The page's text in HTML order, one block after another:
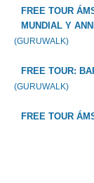
FREE TOUR
MUNDIAL Y
(GURUWALK)
FREE TOUR:
(GURUWALK)
FREE TOUR